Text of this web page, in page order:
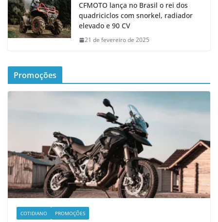
CFMOTO lança no Brasil o rei dos
quadriciclos com snorkel, radiador
elevado e 90 CV
21 de fevereiro de 2025
Promoções
COTIDIANO PROMOÇÕES